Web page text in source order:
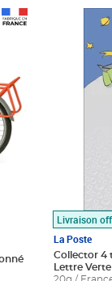
Livraison
La Poste
Collector 4
Lettre Verte
Prix 7,50€